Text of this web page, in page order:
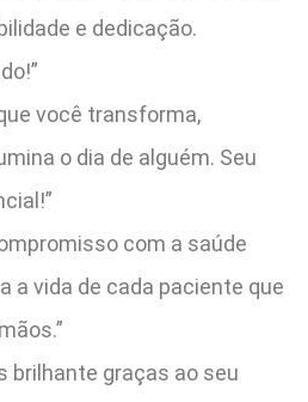
e dedicação.
você transforma,
o dia de alguém. Seu
com a saúde
a vida de cada paciente que
brilhante graças ao seu